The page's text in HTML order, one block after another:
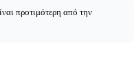
προτιμότερη από την